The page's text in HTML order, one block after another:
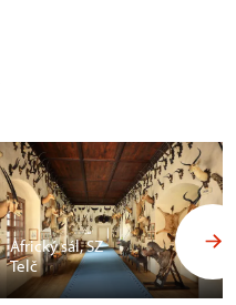
Africký sál, SZ
Telč